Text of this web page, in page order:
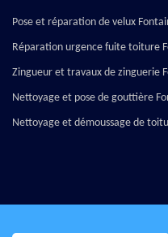
Pose et réparation de velux
Réparation urgence fuite toiture
Zingueur et travaux de zinguerie
Nettoyage et pose de gouttière
Nettoyage et démoussage de